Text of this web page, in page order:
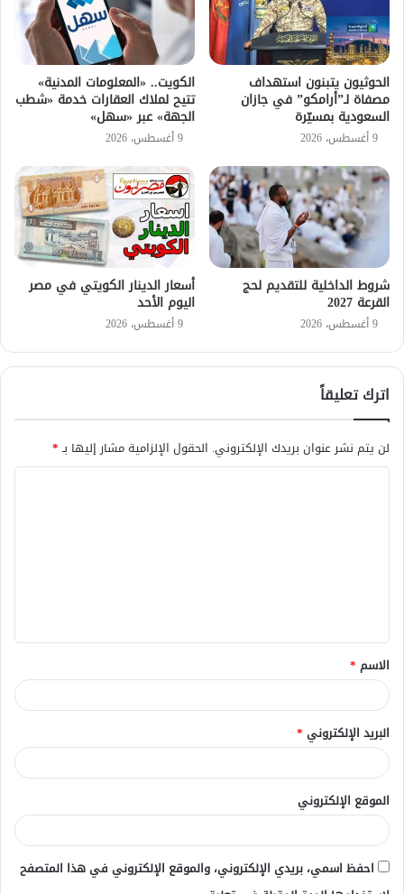
الحوثيون يتبنون استهداف
مصفاة لـ”أرامكو” في جازان
السعودية بمسيّرة
9 أغسطس، 2026
الكويت.. «المعلومات المدنية»
تتيح لملاك العقارات خدمة «شطب
الجهة» عبر «سهل»
9 أغسطس، 2026
شروط الداخلية للتقديم لحج
القرعة 2027
9 أغسطس، 2026
أسعار الدينار الكويتي في مصر
اليوم الأحد
9 أغسطس، 2026
اترك تعليقاً
لن يتم نشر عنوان بريدك الإلكتروني. الحقول الإلزامية مشار إليها بـ*
ق
*
الاسم *
البريد الإلكتروني *
الموقع الإلكتروني
احفظ اسمي، بريدي الإلكتروني، والموقع الإلكتروني في هذا المتصفح